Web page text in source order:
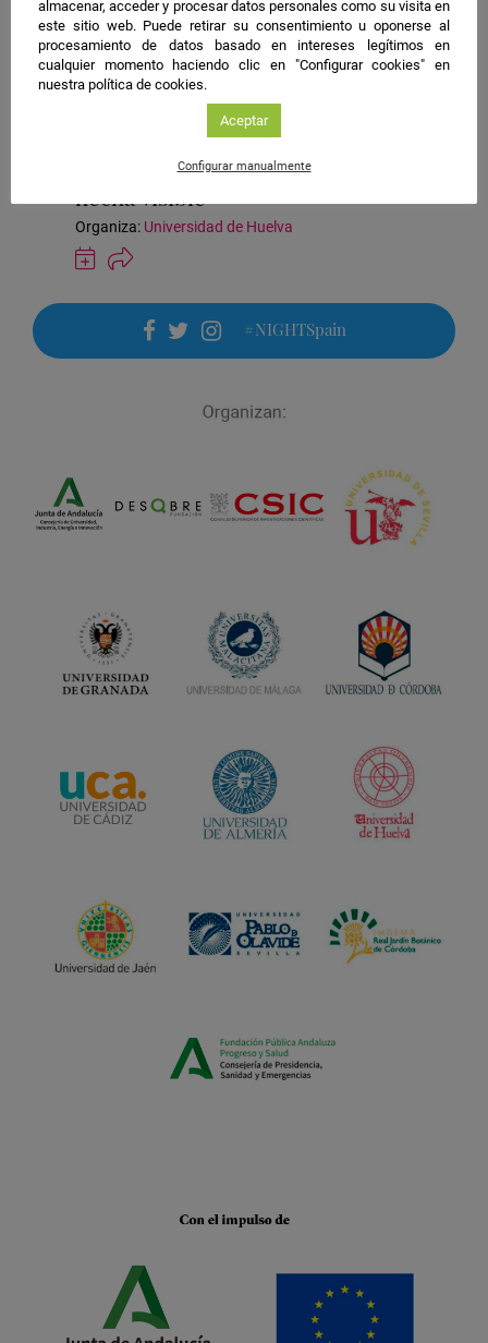
Huelva
25/09/2026 18:00
Taller
Química
1. Avenida Bulevar de las Artes y las Ciencias | Campus El
Entre luces y colores: la química
hecha visible
Organiza: Universidad de Huelva
Guardar
actividad
Calendar
facebook
twitter
instagram
#NIGHTSpain
almacenar, acceder y procesar datos personales como su visita en
este sitio web. Puede retirar su consentimiento u oponerse al
procesamiento de datos basado en intereses legítimos en
cualquier momento haciendo clic en "Configurar cookies" en
nuestra política de cookies.
Aceptar
Configurar manualmente